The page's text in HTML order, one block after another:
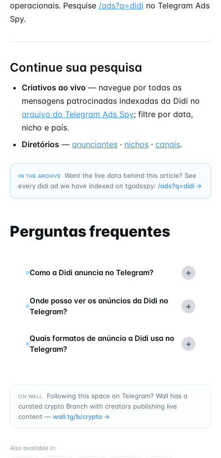
operacionais. Pesquise /ads?q=didi no Telegram Ads
Spy.
Continue sua pesquisa
Criativos ao vivo — navegue por todas as
mensagens patrocinadas indexadas da Didi no
arquivo do Telegram Ads Spy; filtre por data,
nicho e país.
Diretórios — anunciantes · nichos · canais.
IN THE ARCHIVE
Want the live data behind this article? See
every didi ad we have indexed on tgadsspy: /ads?q=didi →
Perguntas frequentes
Como a Didi anuncia no Telegram? +
Onde posso ver os anúncios da Didi no
Telegram?
+
Quais formatos de anúncio a Didi usa no
Telegram?
+
ON WALL
Following this space on Telegram? Wall has a
curated crypto Branch with creators publishing live
content — wall.tg/b/crypto →
Also available in: